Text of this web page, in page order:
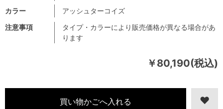
￥80,190(税込)
注意事項
タイプ・カラーにより販売価格が異なる場合があ
ります
カラー
アッシュターコイズ